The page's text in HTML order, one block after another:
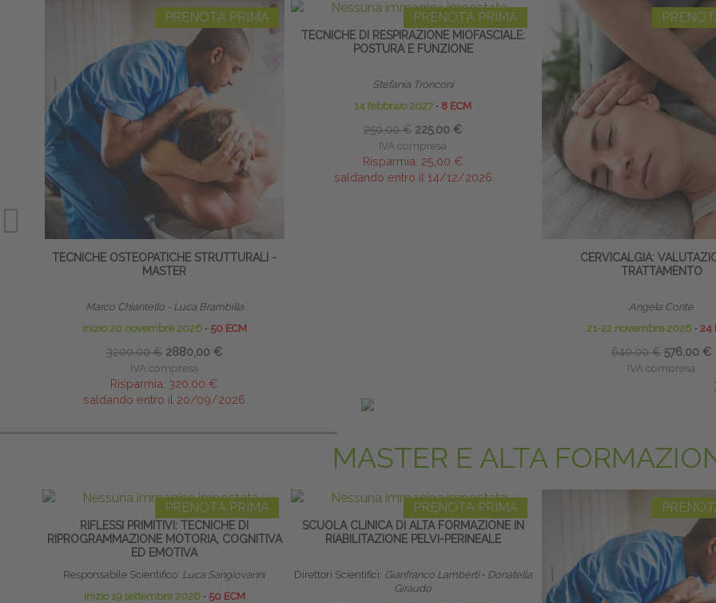
PRENOTA PRIMA
TECNICHE OSTEOPATICHE STRUTTURALI -
MASTER
Marco Chiantello - Luca Brambilla
inizio 20 novembre 2026 ∙ 50 ECM
3200,00 € 2880,00 €
IVA compresa
Risparmia: 320,00 €
saldando entro il 20/09/2026
PRENOTA PRIMA
TECNICHE DI RESPIRAZIONE MIOFASCIALE:
POSTURA E FUNZIONE
Stefania Tronconi
14 febbraio 2027 ∙ 8 ECM
250,00 € 225,00 €
IVA compresa
Risparmia: 25,00 €
saldando entro il 14/12/2026
CERVICALGIA:
TRATTAMENTO
Angela Conte
21-22 novembre 2026 ∙ 24
640,00 € 576,00 €
IVA compresa
saldando entro il 27/
MASTER E ALTA
PRENOTA PRIMA
RIFLESSI PRIMITIVI: TECNICHE DI
RIPROGRAMMAZIONE MOTORIA, COGNITIVA
ED EMOTIVA
Responsabile Scientifico: Luca Sangiovanni
inizio 19 settembre 2026 ∙ 50 ECM
PRENOTA PRIMA
SCUOLA CLINICA DI ALTA FORMAZIONE IN
RIABILITAZIONE PELVI-PERINEALE
Direttori Scientifici: Gianfranco Lamberti ∙ Donatella
Giraudo